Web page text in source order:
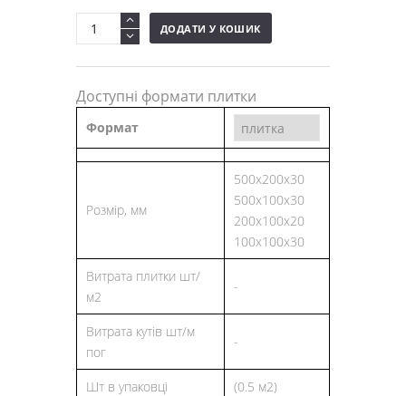
ДОДАТИ У КОШИК
Доступні формати плитки
Формат
Розмір, мм
500x200x30
500х100х30
200х100х20
100х100х30
Витрата плитки шт/
м2
-
Витрата кутів шт/м
пог
-
Шт в упаковці
(0.5 м2)